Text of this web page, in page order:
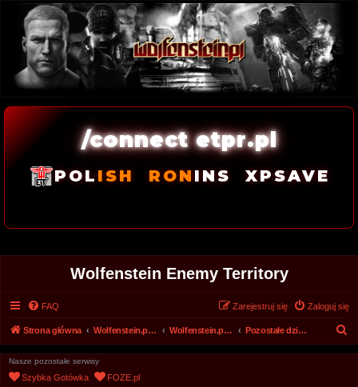
/connect etpr.pl
POL ISH RONINS XPSAVE
Wolfenstein Enemy Territory
FAQ Zaloguj się
Zarejestruj się
Strona główna Wolfenstein.pl - Archiwum forum 2008 - 2017 Wolfenstein.pl - Archiwum Pozostałe działy forum
Nasze pozostałe serwisy
Szybka Gotówka FOZE.pl